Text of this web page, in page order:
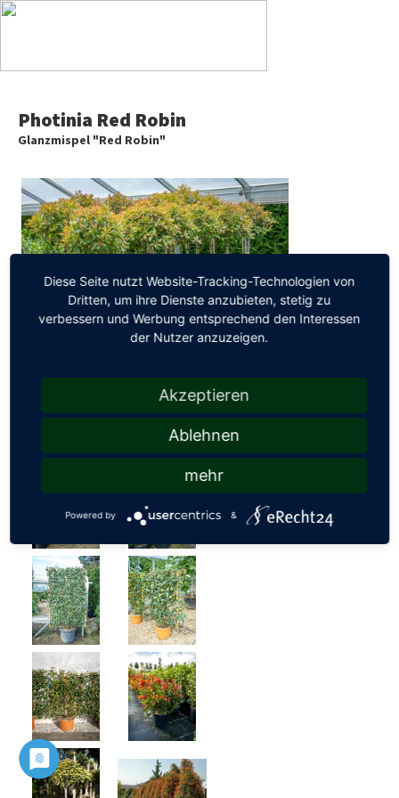
Photinia Red Robin
Glanzmispel "Red Robin"
Diese Seite nutzt Website-Tracking-Technologien von
Dritten, um ihre Dienste anzubieten, stetig zu
verbessern und Werbung entsprechend den Interessen
der Nutzer anzuzeigen.
Akzeptieren
Ablehnen
mehr
Powered by &